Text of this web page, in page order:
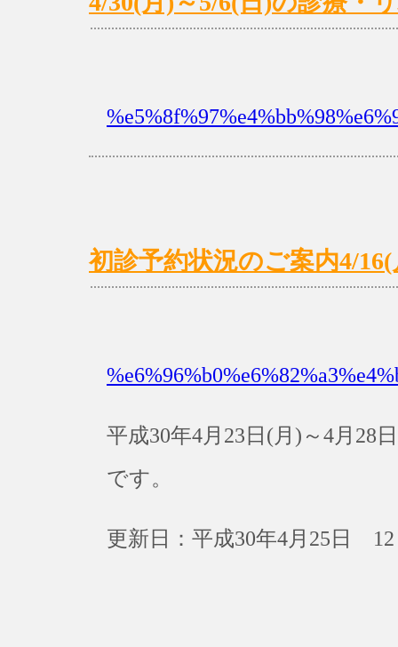
初診予約状況のご案内4/16(
平成30年4月23日(月)～4月28
です。
更新日：平成30年4月25日 12